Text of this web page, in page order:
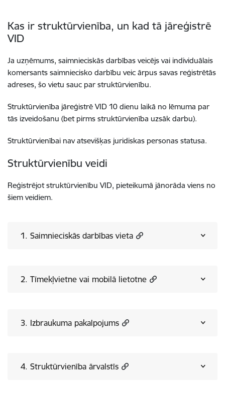
Kas ir struktūrvienība, un kad tā jāreģistrē
VID
Ja uzņēmums, saimnieciskās darbības veicējs vai individuālais
komersants saimniecisko darbību veic ārpus savas reģistrētās
adreses, šo vietu sauc par struktūrvienību.
Struktūrvienība jāreģistrē VID 10 dienu laikā no lēmuma par
tās izveidošanu (bet pirms struktūrvienība uzsāk darbu).
Struktūrvienībai nav atsevišķas juridiskas personas statusa.
Struktūrvienību veidi
Reģistrējot struktūrvienību VID, pieteikumā jānorāda viens no
šiem veidiem.
1. Saimnieciskās darbības vieta
2. Tīmekļvietne vai mobilā lietotne
3. Izbraukuma pakalpojums
4. Struktūrvienība ārvalstīs